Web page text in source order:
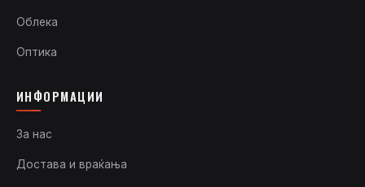
Облека
Оптика
ИНФОРМАЦИИ
За нас
Достава и враќања